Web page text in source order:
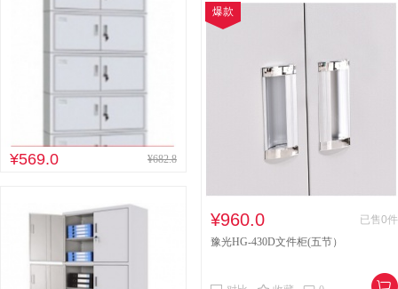
台、桌类
手电筒
¥569.0 ¥682.8
爆款
¥960.0
已售0件
豫光HG-430D文件柜(五节）